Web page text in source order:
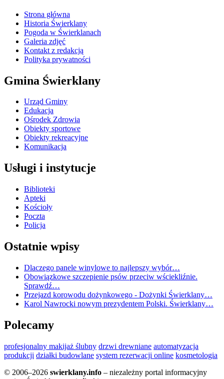
Strona główna
Historia Świerklany
Pogoda w Świerklanach
Galeria zdjęć
Kontakt z redakcją
Polityka prywatności
Gmina Świerklany
Urząd Gminy
Edukacja
Ośrodek Zdrowia
Obiekty sportowe
Obiekty rekreacyjne
Komunikacja
Usługi i instytucje
Biblioteki
Apteki
Kościoły
Poczta
Policja
Ostatnie wpisy
Dlaczego panele winylowe to najlepszy wybór…
Obowiązkowe szczepienie psów przeciw wściekliźnie.
Sprawdź…
Przejazd korowodu dożynkowego - Dożynki Świerklany…
Karol Nawrocki nowym prezydentem Polski. Świerklany…
Polecamy
profesjonalny makijaż ślubny drzwi drewniane automatyzacja
produkcji działki budowlane system rezerwacji online kosmetologia
© 2006–2026 swierklany.info – niezależny portal informacyjny